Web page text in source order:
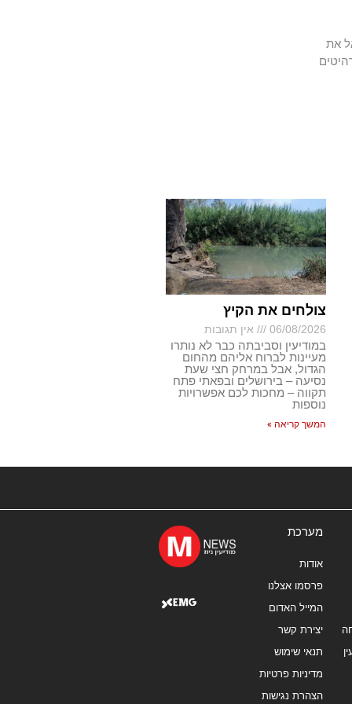
את
צולחים את הקיץ
06/08/2026 אין תגובות
במודיעין וסביבתה כבר לא נותרו
מעיינות לברוח אליהם מהחום
הגדול, אבל במרחק חצי שעת
נסיעה – בירושלים ובפאתי פתח
תקווה – מחכות לכם אפשרויות
נוספות
המשך קריאה »
מערכת
אודות
פרסמו אצלנו
המייל האדום
יצירת קשר
תנאי שימוש
מדיניות פרטיות
הצהרת נגישות